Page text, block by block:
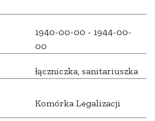
1940-00-00 - 1944-00-
00
łączniczka, sanitariuszka
Komórka Legalizacji